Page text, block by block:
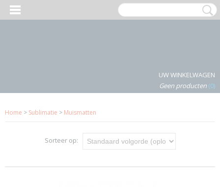
UW WINKELWAGEN
Geen producten (0)
Home > Sublimatie > Muismatten
Sorteer op: